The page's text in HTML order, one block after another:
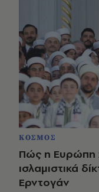
ΚΟΣΜΟΣ
Πώς η Ευρώπη
ισλαμιστικά
Ερντογάν